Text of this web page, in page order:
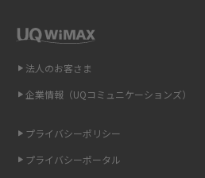
即日受け取りできるポケット型Wi-Fiはある
ONU（光回線終端装置）とは？モデム・ル
ギガバイト（GB）とは？1GBの目安やギガ
法人のお客さま
企業情報（UQコミュニケーションズ）
プライバシーポリシー
プライバシーポータル